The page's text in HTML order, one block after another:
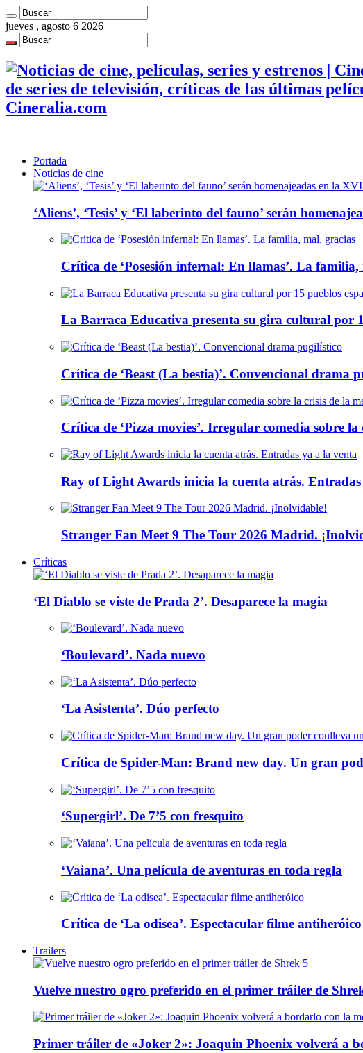
jueves , agosto 6 2026
de series de televisión, críticas de las últimas
Cineralia.com
Portada
Noticias de cine
‘Aliens’, ‘Tesis’ y ‘El laberinto del fauno’ serán
Crítica de ‘Posesión infernal: En llamas’. La familia,
La Barraca Educativa presenta su gira cultural por
Crítica de ‘Beast (La bestia)’. Convencional drama
Crítica de ‘Pizza movies’. Irregular comedia sobre
Ray of Light Awards inicia la cuenta atrás.
Stranger Fan Meet 9 The Tour 2026 Madrid.
Críticas
‘El Diablo se viste de Prada 2’. Desaparece la magia
‘Boulevard’. Nada nuevo
‘La Asistenta’. Dúo perfecto
Crítica de Spider-Man: Brand new day. Un gran
‘Supergirl’. De 7’5 con fresquito
‘Vaiana’. Una película de aventuras en toda regla
Crítica de ‘La odisea’. Espectacular filme antiheróico
Trailers
Vuelve nuestro ogro preferido en el primer tráiler de
Primer tráiler de «Joker 2»: Joaquin Phoenix volverá a